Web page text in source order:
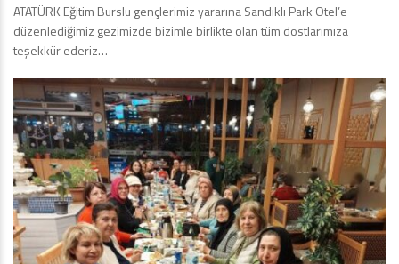
ATATÜRK Eğitim Burslu gençlerimiz yararına Sandıklı Park Otel’e
düzenlediğimiz gezimizde bizimle birlikte olan tüm dostlarımıza
teşekkür ederiz…